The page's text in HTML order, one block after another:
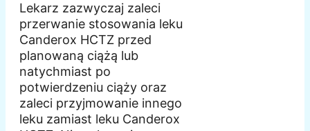
Lekarz zazwyczaj zaleci
przerwanie stosowania leku
Canderox HCTZ przed
planowaną ciążą lub
natychmiast po
potwierdzeniu ciąży oraz
zaleci przyjmowanie innego
leku zamiast leku Canderox